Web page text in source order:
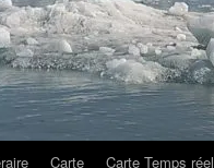
Carte Carte Temps réel